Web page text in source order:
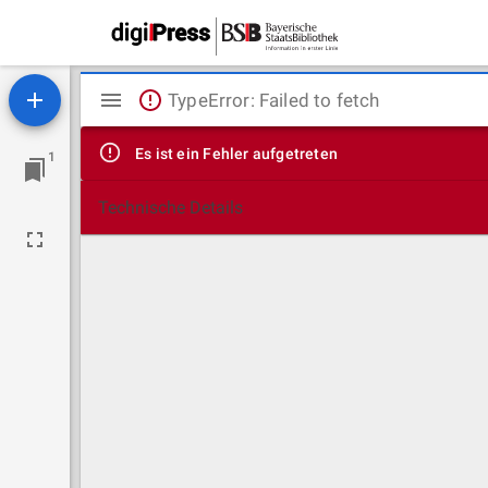
1
Mirador
Viewer
TypeError: Failed to fetch
Es ist ein Fehler aufgetreten
Technische Details